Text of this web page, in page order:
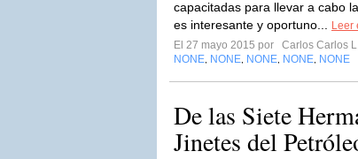
capacitadas para llevar a cabo
es interesante y oportuno...
Leer
El 27 mayo 2015 por
Carlos Carlos
NONE NONE NONE NONE NONE
De las Siete
Jinetes del